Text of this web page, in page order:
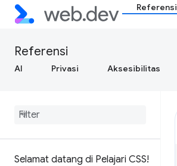
Referensi
Referensi
AI Privasi Aksesibilitas
Selamat datang di Pelajari CSS!